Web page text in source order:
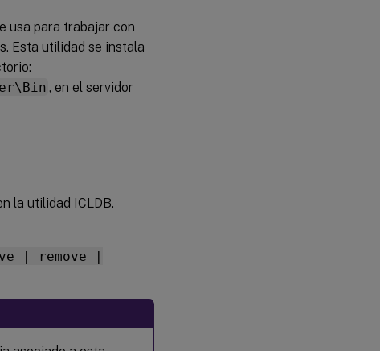
usa para trabajar con
Esta utilidad se instala
, en el servidor
la utilidad ICLDB.
| remove |